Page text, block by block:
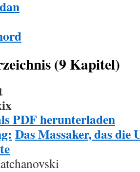
(9 Kapitel)
PDF herunterladen
Das Massaker, das